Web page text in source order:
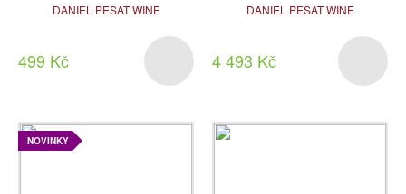
DANIEL PESAT WINE
499 Kč
DANIEL PESAT WINE
4 493 Kč
NOVINKY